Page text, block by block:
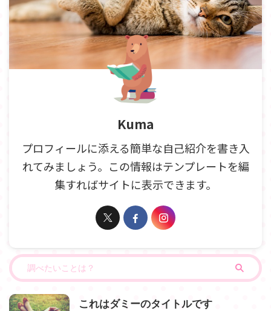
Kuma
プロフィールに添える簡単な自己紹介を書き入
れてみましょう。この情報はテンプレートを編
集すればサイトに表示できます。
これはダミーのタイトルです